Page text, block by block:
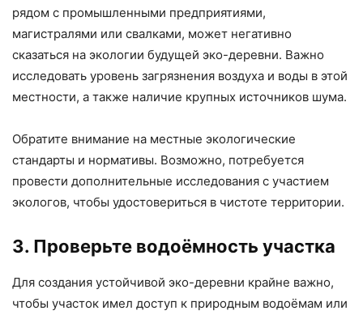
рядом с промышленными предприятиями,
магистралями или свалками, может негативно
сказаться на экологии будущей эко-деревни. Важно
исследовать уровень загрязнения воздуха и воды в этой
местности, а также наличие крупных источников шума.
Обратите внимание на местные экологические
стандарты и нормативы. Возможно, потребуется
провести дополнительные исследования с участием
экологов, чтобы удостовериться в чистоте территории.
3. Проверьте водоёмность участка
Для создания устойчивой эко-деревни крайне важно,
чтобы участок имел доступ к природным водоёмам или